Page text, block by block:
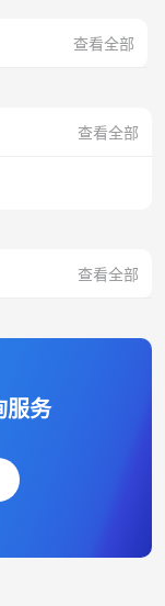
查看全部
查看全部
查看全部
服务